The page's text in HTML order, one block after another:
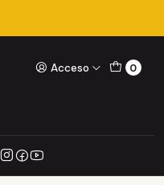
Acceso 0